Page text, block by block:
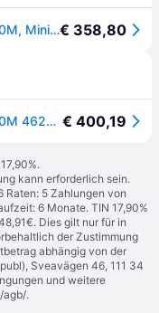
Aktenvernichter Fellowes AutoMax 100M, Mini-Partikelschnitt, P-4, 23 l, 90 Blatt Schnittleistung€ 358,80
Fellowes Aktenvernichter AutoMax 100M 4629201 Partikel 4x10mm 760222800 € 400,19
kann erforderlich sein.
5 Zahlungen von
6 Monate. TIN 17,90%
Dies gilt nur für in
der Zustimmung
abhängig von der
Sveavägen 46, 111 34
und weitere
agb/.